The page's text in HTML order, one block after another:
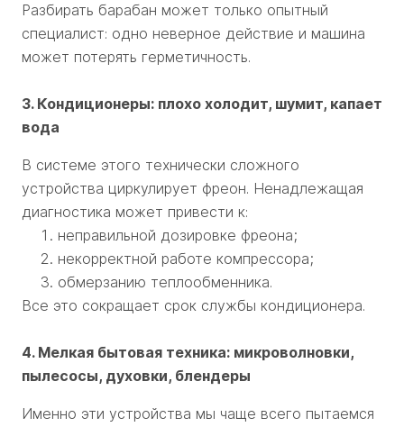
Разбирать барабан может только опытный
специалист: одно неверное действие и машина
может потерять герметичность.
3. Кондиционеры: плохо холодит, шумит, капает
вода
В системе этого технически сложного
устройства циркулирует фреон. Ненадлежащая
диагностика может привести к:
неправильной дозировке фреона;
некорректной работе компрессора;
обмерзанию теплообменника.
Все это сокращает срок службы кондиционера.
4. Мелкая бытовая техника: микроволновки,
пылесосы, духовки, блендеры
Именно эти устройства мы чаще всего пытаемся